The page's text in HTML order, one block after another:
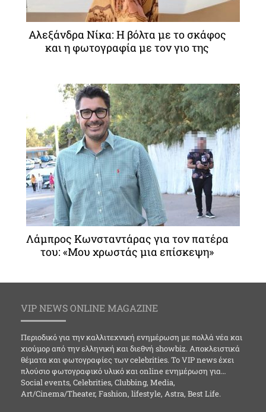
Αλεξάνδρα Νίκα: Η βόλτα με το σκάφος
και η φωτογραφία με τον γιο της
Λάμπρος Κωνσταντάρας για τον πατέρα
του: «Μου χρωστάς μια επίσκεψη»
VIP NEWS ONLINE MAGAZINE
Περιοδικό για την καλλιτεχνική ενημέρωση με πολλά νέα και
χιούμορ από την ελληνική και διεθνή showbiz. Αποκλειστικά
θέματα και φωτογραφίες των celebrities. Το VIP news έχει
πλούσιο φωτογραφικό υλικό και online ενημέρωση για…
Social events, Celebrities, Clubbing, Media,
Art/Cinema/Theater, Fashion, lifestyle, Astra, Best Life.